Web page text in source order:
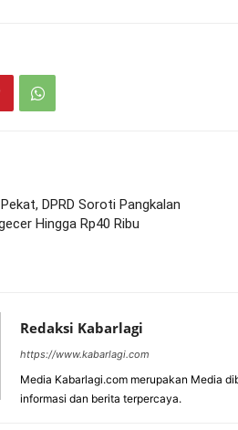
DPRD Soroti Pangkalan
Hingga Rp40 Ribu
Redaksi Kabarlagi
https://www.kabarlagi.com
Media Kabarlagi.com merupakan Media
informasi dan berita terpercaya.